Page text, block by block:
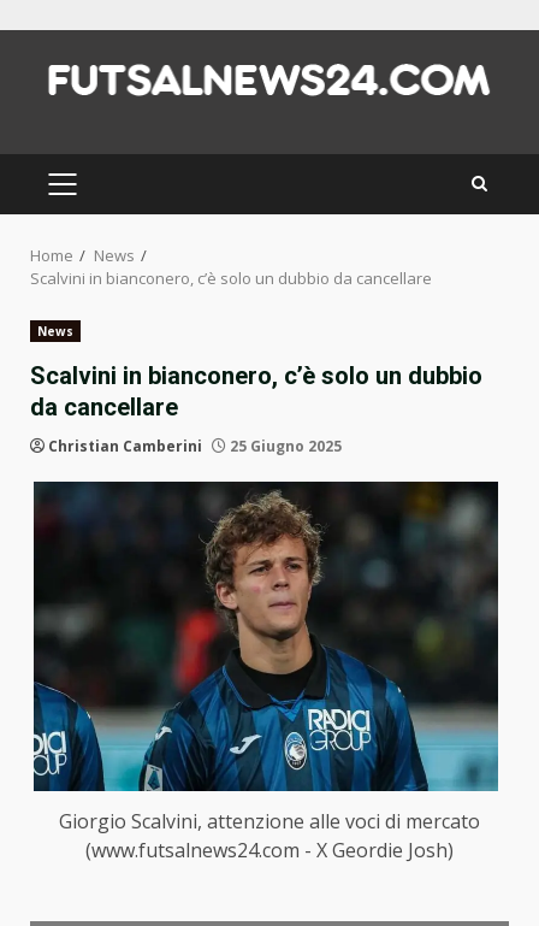
content
PRIMARY
MENU
Home
News
Scalvini in bianconero, c’è solo un dubbio da cancellare
News
Scalvini in bianconero, c’è solo un dubbio
da cancellare
Christian Camberini 25 Giugno 2025
Giorgio Scalvini, attenzione alle voci di mercato
(www.futsalnews24.com - X Geordie Josh)